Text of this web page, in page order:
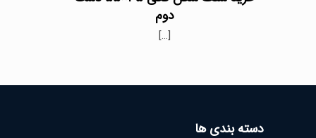
دوم
[…]
دسته بندی ها